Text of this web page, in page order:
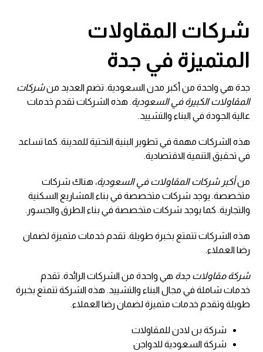
شركات المقاولات
المتميزة في جدة
جدة هي واحدة من أكبر مدن السعودية. تضم العديد منشركات
المقاولات الكبيرة في السعودية. هذه الشركات تقدم خدمات
عالية الجودة في البناء والتشييد.
هذه الشركات مهمة في تطوير البنية التحتية للمدينة. كما تساعد
في تحقيق التنمية الاقتصادية.
منأكبر شركات المقاولات في السعودية، هناك شركات
متخصصة. يوجد شركات متخصصة في بناء المشاريع السكنية
والتجارية. كما يوجد شركات متخصصة في بناء الطرق والجسور.
هذه الشركات تتمتع بخبرة طويلة. تقدم خدمات متميزة لضمان
رضا العملاء.
شركة مقاولات جدة هي واحدة من الشركات الرائدة. تقدم
خدمات شاملة في مجال البناء والتشييد. هذه الشركة تتمتع بخبرة
طويلة وتقدم خدمات متميزة لضمان رضا العملاء.
شركة بن لادن للمقاولات
شركة السعودية للدواجن